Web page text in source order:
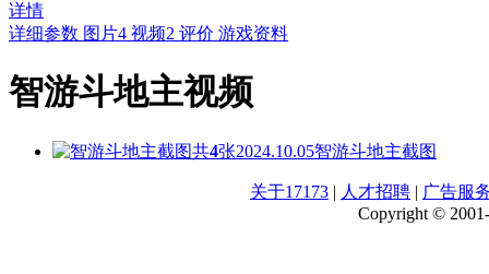
详情
详细参数 图片4 视频2 评价 游戏资料
智游斗地主视频
共4张2024.10.05智游斗地主截图
关于17173 | 人才招聘 | 广告服
Copyright ©